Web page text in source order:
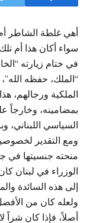
أهي غلطة الشاطر
سواء أكان هذا أم
في ختام زيارته
“الملك، حفظه
الملكية ورجالهم،
بمضامينه، وخارجاً
السياسي اللبناني،
ومع التقدير
منحته جنسيتها في
الوزراء في لبنان
إلى هذه السائدة
ولعله كان من
أصلاً، فإذا كان شراً